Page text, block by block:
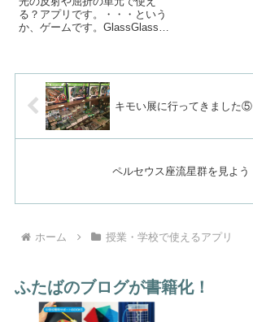
る？アプリです。・・・という
か、ゲームです。GlassGlass
することができます。ゲームを
進めていく...
キモい展に行ってきました⑤
ペルセウス座流星群を見よう
ホーム 授業・学校で使えるアプリ
ふたばのブログが書籍化！